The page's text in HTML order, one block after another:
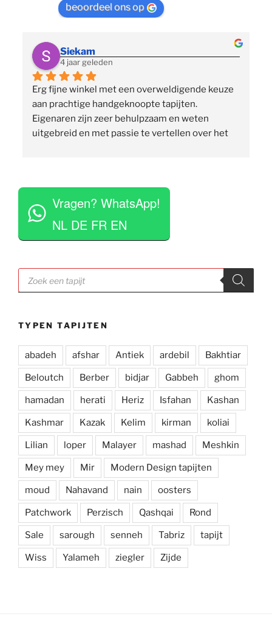
beoordeel ons op
Siekam
4 jaar geleden
Erg fijne winkel met een overweldigende keuze
aan prachtige handgeknoopte tapijten.
Eigenaren zijn zeer behulpzaam en weten
uitgebreid en met passie te vertellen over het
tapijten voor je uit te rollen. Tegelijkertijd niet
opdringerig en geven je rustig de tijd om je
eigen keuze te maken. Tevens erg competitieve
prijzen. Al met al een zeer positieve ervaring en
Vragen? WhatsApp!
NL DE FR EN
Producten
zoeken
TYPEN TAPIJTEN
abadeh afshar Antiek ardebil Bakhtiar
Beloutch Berber bidjar Gabbeh ghom
hamadan herati Heriz Isfahan Kashan
Kashmar Kazak Kelim kirman koliai
Lilian loper Malayer mashad Meshkin
Mey mey Mir Modern Design tapijten
moud Nahavand nain oosters
Patchwork Perzisch Qashqai Rond
Sale sarough senneh Tabriz tapijt
Wiss Yalameh ziegler Zijde